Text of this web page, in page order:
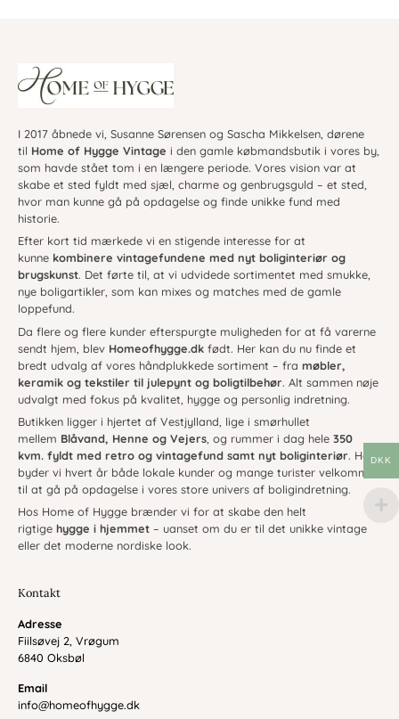
I 2017 åbnede vi, Susanne Sørensen og Sascha Mikkelsen, dørene
til Home of Hygge Vintage i den gamle købmandsbutik i vores by,
som havde stået tom i en længere periode. Vores vision var at
skabe et sted fyldt med sjæl, charme og genbrugsguld – et sted,
hvor man kunne gå på opdagelse og finde unikke fund med
historie.
Efter kort tid mærkede vi en stigende interesse for at
kunne kombinere vintagefundene med nyt boliginteriør og
brugskunst. Det førte til, at vi udvidede sortimentet med smukke,
nye boligartikler, som kan mixes og matches med de gamle
loppefund.
Da flere og flere kunder efterspurgte muligheden for at få varerne
sendt hjem, blev Homeofhygge.dk født. Her kan du nu finde et
bredt udvalg af vores håndplukkede sortiment – fra møbler,
keramik og tekstiler til julepynt og boligtilbehør. Alt sammen nøje
udvalgt med fokus på kvalitet, hygge og personlig indretning.
Butikken ligger i hjertet af Vestjylland, lige i smørhullet
mellem Blåvand, Henne og Vejers , og rummer i dag hele 350
kvm. fyldt med retro og vintagefund samt nyt boliginteriør. Her
byder vi hvert år både lokale kunder og mange turister velkommen
til at gå på opdagelse i vores store univers af boligindretning.
Hos Home of Hygge brænder vi for at skabe den helt
rigtige hygge i hjemmet – uanset om du er til det unikke vintage
eller det moderne nordiske look.
Kontakt
Adresse
Fiilsøvej 2, Vrøgum
6840 Oksbøl
Email
info@homeofhygge.dk
DKK